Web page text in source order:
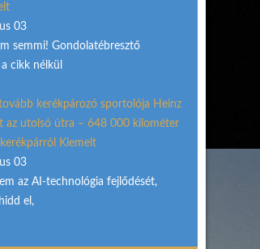
03
semmi! Gondolatébresztő
cikk nélkül
kerékpározó sportolója Heinz
az utolsó útra – 648 000 kilométer
Kiemelt
03
az AI-technológia fejlődését,
el,